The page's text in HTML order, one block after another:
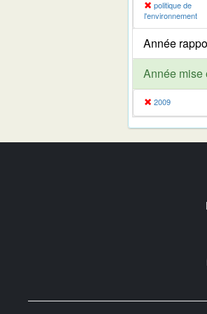
politique de
l'environnement
Année
Année mise
2009